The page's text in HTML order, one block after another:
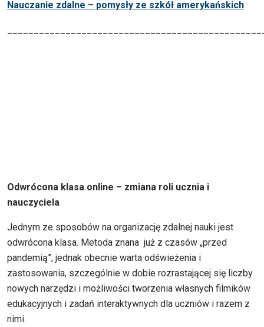
Nauczanie zdalne – pomysły ze szkół amerykańskich
Odwrócona klasa online – zmiana roli ucznia i
nauczyciela
Jednym ze sposobów na organizację zdalnej nauki jest
odwrócona klasa. Metoda znana już z czasów „przed
pandemią”, jednak obecnie warta odświeżenia i
zastosowania, szczególnie w dobie rozrastającej się liczby
nowych narzędzi i możliwości tworzenia własnych filmików
edukacyjnych i zadań interaktywnych dla uczniów i razem z
nimi.